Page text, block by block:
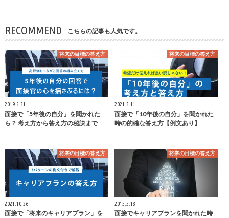
RECOMMEND こちらの記事も人気です。
将来の目標の答え方
2019.5.31
面接で「5年後の自分」を聞かれた
ら？ 考え方から答え方の秘訣まで
将来の目標の答え方
2021.3.11
面接で「10年後の自分」を聞かれた
時の的確な答え方【例文あり】
将来の目標の答え方
2021.10.26
面接で「将来のキャリアプラン」を
将来の目標の答え方
2015.5.18
面接でキャリアプランを聞かれた時